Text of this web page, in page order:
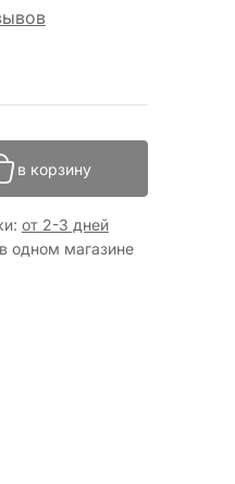
в корзину
: от 2-3 дней
одном магазине